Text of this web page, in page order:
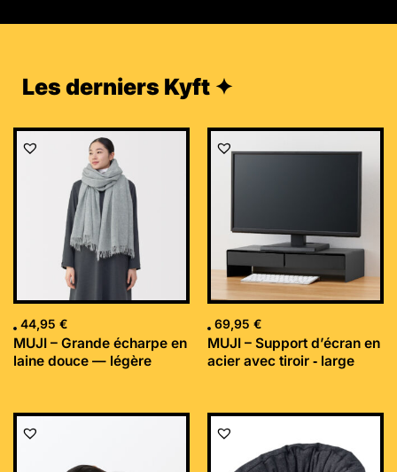
Les derniers Kyft ✦
44,95 €
MUJI – Grande écharpe en
laine douce — légère
69,95 €
MUJI – Support d’écran en
acier avec tiroir ‐ large